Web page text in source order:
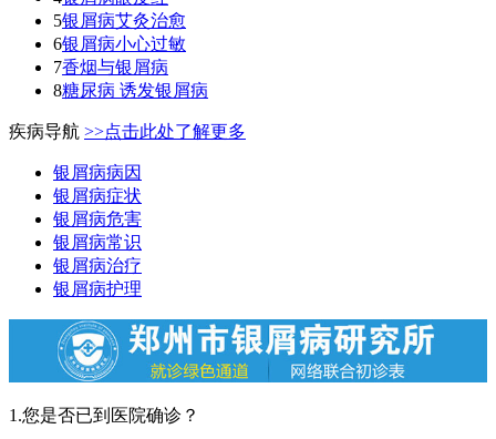
5银屑病艾灸治愈
6银屑病小心过敏
7香烟与银屑病
8糖尿病 诱发银屑病
疾病导航 >>点击此处了解更多
银屑病病因
银屑病症状
银屑病危害
银屑病常识
银屑病治疗
银屑病护理
1.您是否已到医院确诊？